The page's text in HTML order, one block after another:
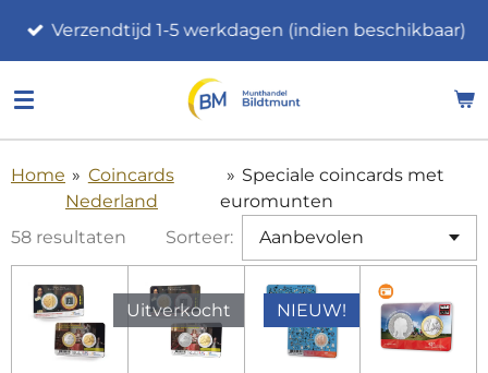
de
Verzendtijd 1-5 werkdagen (indien beschikbaar)
Home » Coincards
Nederland
» Speciale coincards met
euromunten
58 resultaten
Sorteer:
Uitverkocht NIEUW!